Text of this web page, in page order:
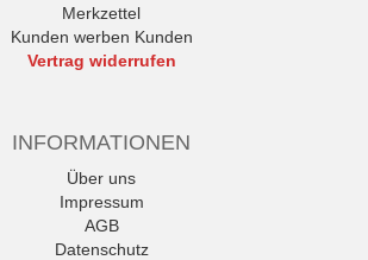
Merkzettel
Kunden werben Kunden
Vertrag widerrufen
INFORMATIONEN
Über uns
Impressum
AGB
Datenschutz